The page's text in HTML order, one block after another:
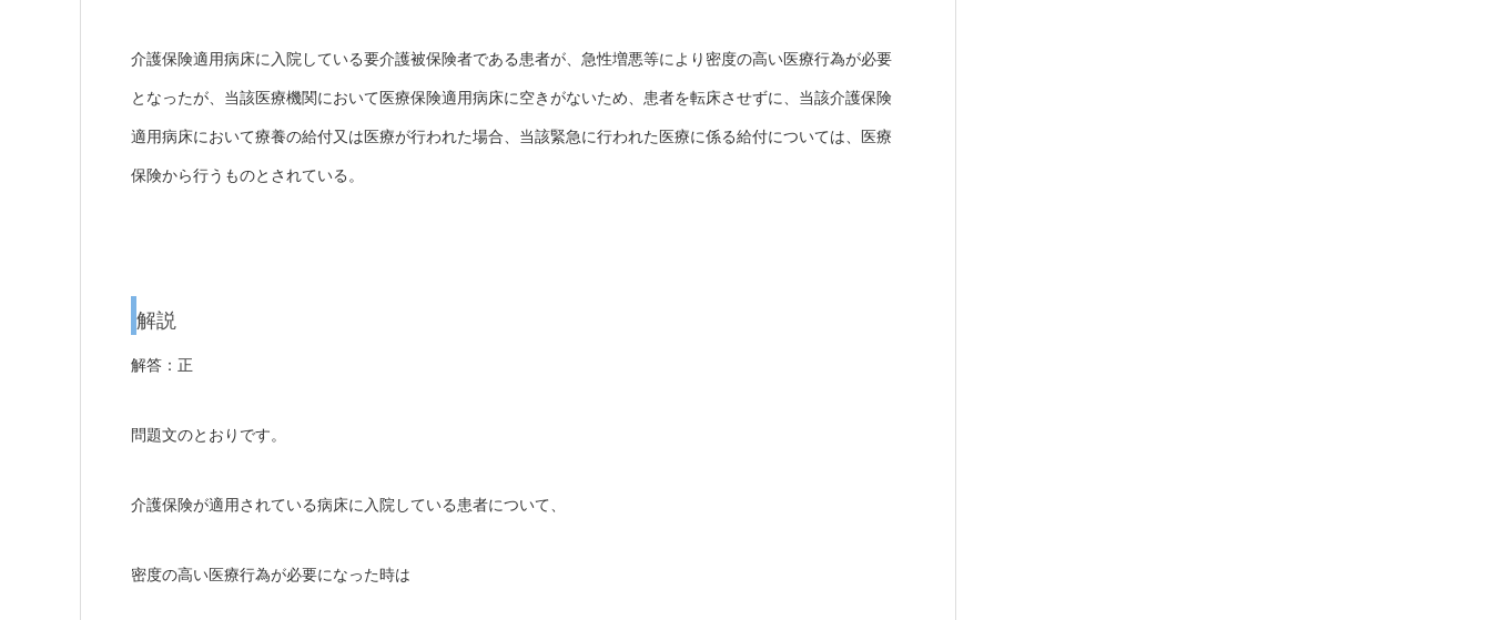
介護保険適用病床に入院している要介護被保険者である患者が、急性増悪等により密度の高い医療行為が必要
となったが、当該医療機関において医療保険適用病床に空きがないため、患者を転床させずに、当該介護保険
適用病床において療養の給付又は医療が行われた場合、当該緊急に行われた医療に係る給付については、医療
保険から行うものとされている。
解説
解答：正
問題文のとおりです。
介護保険が適用されている病床に入院している患者について、
密度の高い医療行為が必要になった時は